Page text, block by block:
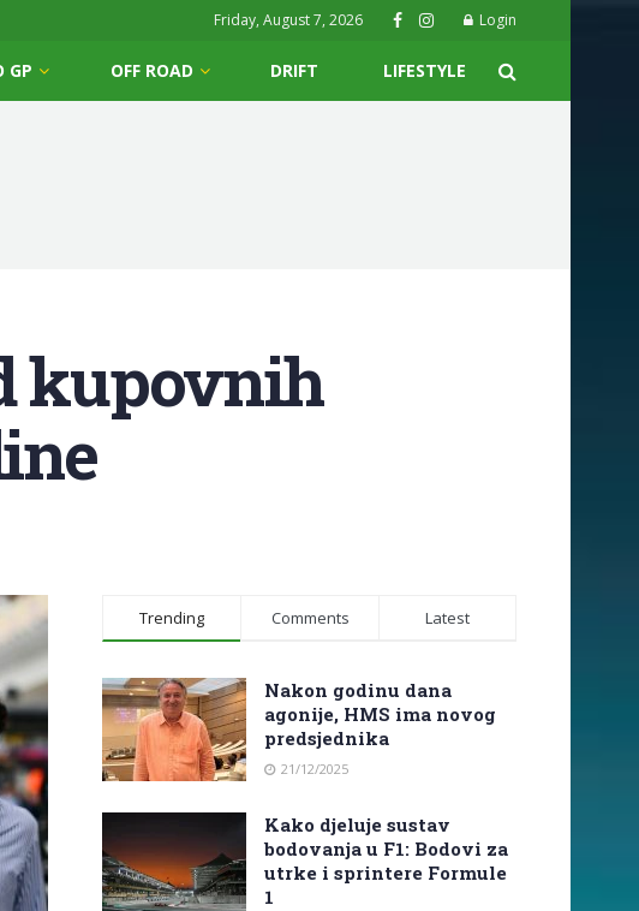
Friday, August 7, 2026 Login
GP OFF ROAD DRIFT LIFESTYLE
kupovnih
Trending Comments Latest
Nakon godinu dana
agonije, HMS ima novog
predsjednika
21/12/2025
Kako djeluje sustav
bodovanja u F1: Bodovi za
utrke i sprintere Formule
1